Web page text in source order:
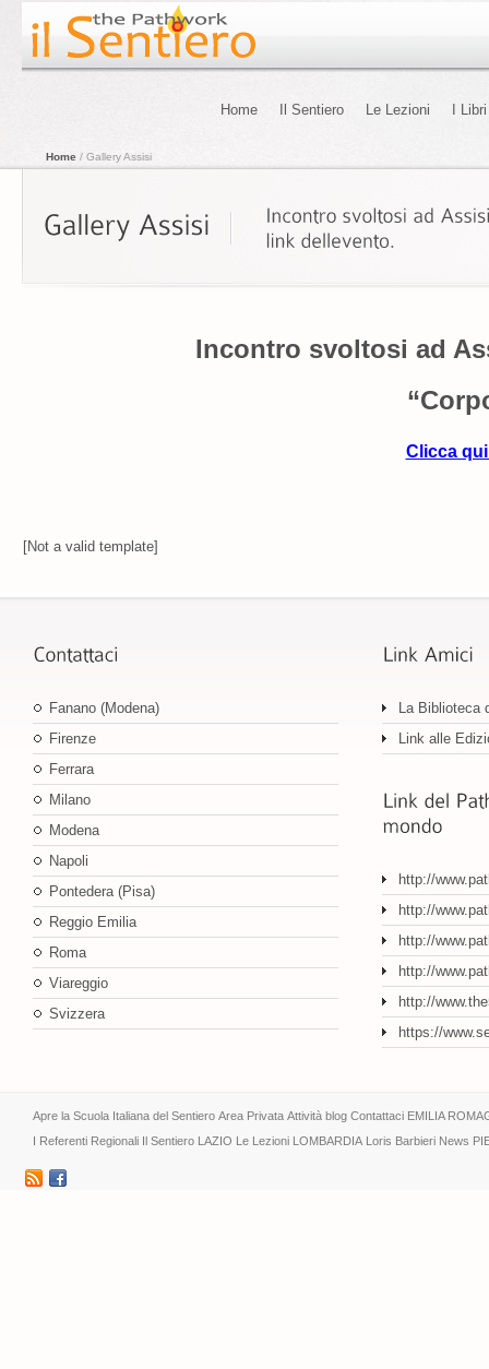
Home Il Sentiero Le Lezioni I Libri
Home / Gallery Assisi
Incontro svoltosi ad
Clicca
[Not a valid template]
Fanano (Modena)
Firenze
Ferrara
Milano
Modena
Napoli
Pontedera (Pisa)
Reggio Emilia
Roma
Viareggio
Svizzera
La Biblioteca
Link alle
http://
http://
http://
http://
http://
https://
Apre la Scuola Italiana del Sentiero Area Privata Attività blog Contattaci EMILIA
I Referenti Regionali Il Sentiero LAZIO Le Lezioni LOMBARDIA Loris Barbieri News